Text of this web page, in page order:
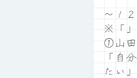
～１
※「」
①山田
「自
たい」